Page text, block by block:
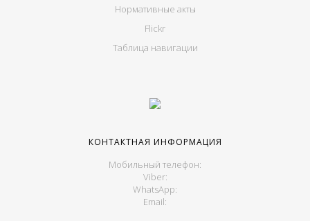
Нормативные акты
Flickr
Таблица навигации
КОНТАКТНАЯ ИНФОРМАЦИЯ
Мобильный телефон:
Viber:
WhatsApp:
Email: